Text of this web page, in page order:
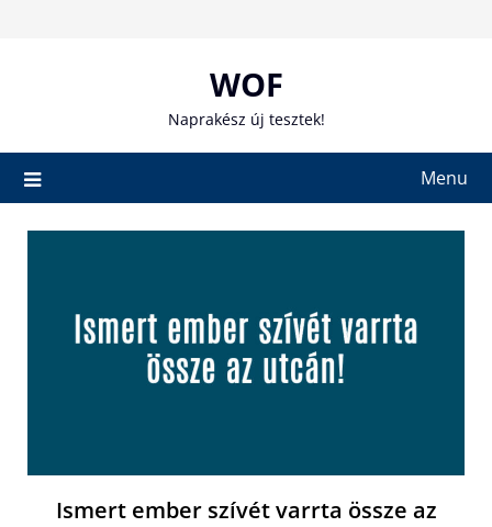
WOF
Naprakész új tesztek!
Menu
Ismert ember szívét varrta össze az